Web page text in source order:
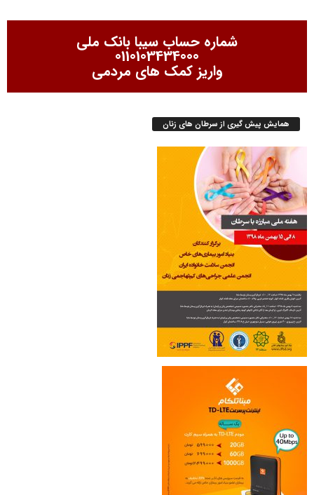
شماره حساب سیبا بانک ملی
0110103434000
واریز کمک های مردمی
همایش پیش گیری از سرطان های زنان